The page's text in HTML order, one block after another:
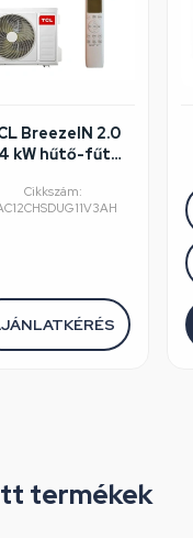
BreezeIN 2.0
kW hűtő-fűtő
Csepptálca
SCOP
Cikkszám:
termékek